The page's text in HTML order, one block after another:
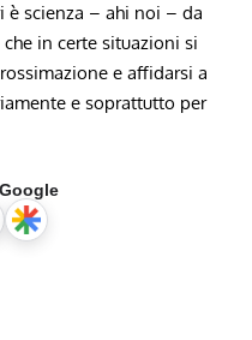
è scienza – ahi noi – da
in certe situazioni si
e affidarsi a
e soprattutto per